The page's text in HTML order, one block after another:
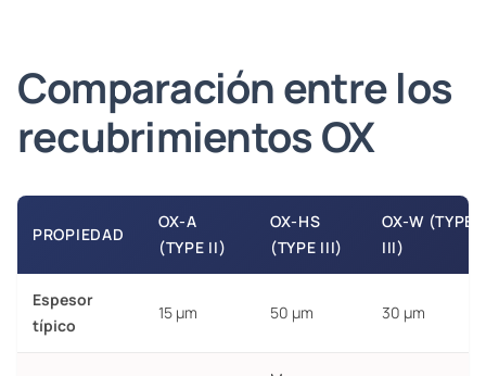
Comparación entre los
recubrimientos OX
PROPIEDAD
OX-A
(TYPE II)
OX-HS
(TYPE III)
OX-W (TYPE
III)
Espesor
típico
15 µm 50 µm 30 µm